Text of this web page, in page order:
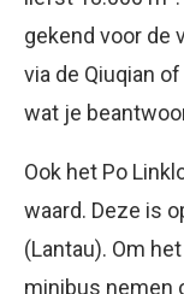
gekend voor de
via de Qiuqian
wat je
Ook het Po
waard. Deze is
(Lantau). Om
minibus nemen